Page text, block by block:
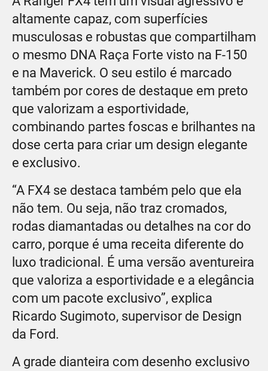
altamente capaz, com superfícies
musculosas e robustas que compartilham
o mesmo DNA Raça Forte visto na F-150
e na Maverick. O seu estilo é marcado
também por cores de destaque em preto
que valorizam a esportividade,
combinando partes foscas e brilhantes na
dose certa para criar um design elegante
e exclusivo.
“A FX4 se destaca também pelo que ela
não tem. Ou seja, não traz cromados,
rodas diamantadas ou detalhes na cor do
carro, porque é uma receita diferente do
luxo tradicional. É uma versão aventureira
que valoriza a esportividade e a elegância
com um pacote exclusivo”, explica
Ricardo Sugimoto, supervisor de Design
da Ford.
A grade dianteira com desenho exclusivo